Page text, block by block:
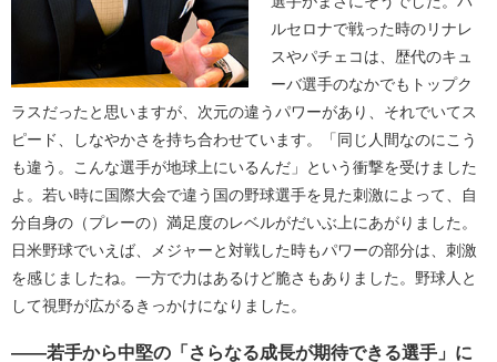
ルセロナで戦った時のリナレ
スやパチェコは、歴代のキュ
ーバ選手のなかでもトップク
ラスだったと思いますが、次元の違うパワーがあり、それでいてス
ピード、しなやかさを持ち合わせています。「同じ人間なのにこう
も違う。こんな選手が地球上にいるんだ」という衝撃を受けました
よ。若い時に国際大会で違う国の野球選手を見た刺激によって、自
分自身の（プレーの）満足度のレベルがだいぶ上にあがりました。
日米野球でいえば、メジャーと対戦した時もパワーの部分は、刺激
を感じましたね。一方で力はあるけど脆さもありました。野球人と
して視野が広がるきっかけになりました。
――若手から中堅の「さらなる成長が期待できる選手」に